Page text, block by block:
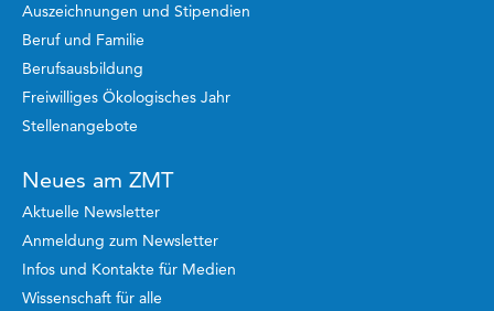
Auszeichnungen und Stipendien
Beruf und Familie
Berufsausbildung
Freiwilliges Ökologisches Jahr
Stellenangebote
Neues am ZMT
Aktuelle Newsletter
Anmeldung zum Newsletter
Infos und Kontakte für Medien
Wissenschaft für alle